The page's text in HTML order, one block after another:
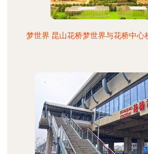
梦世界 昆山花桥梦世界与花桥中心